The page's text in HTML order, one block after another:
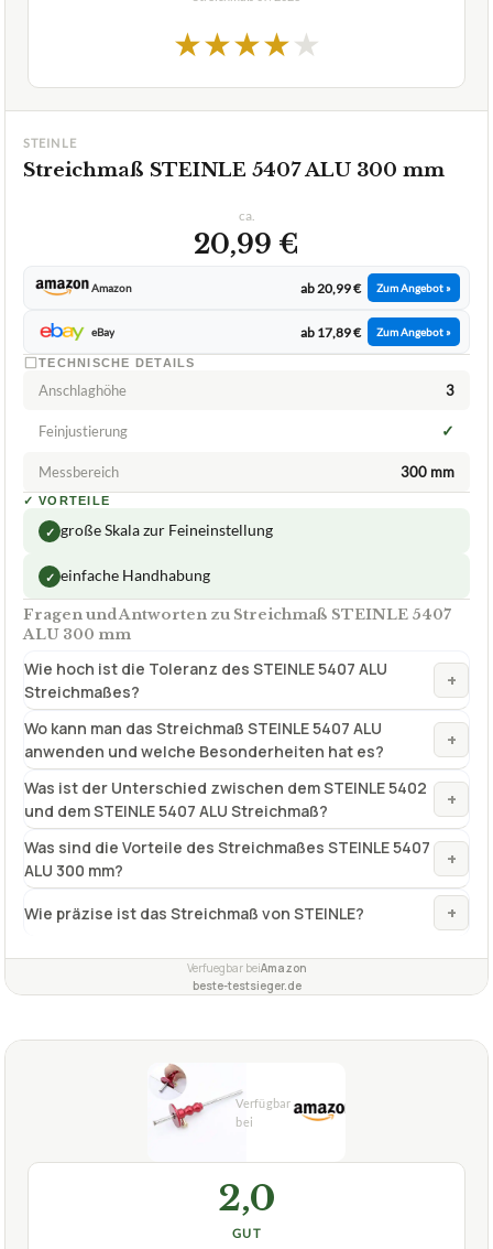
★★★★★
STEINLE
Streichmaß STEINLE 5407 ALU 300 mm
ca.
20,99 €
Amazon ab 20,99 € Zum Angebot »
eBay ab 17,89 € Zum Angebot »
TECHNISCHE DETAILS
Anschlaghöhe 3
Feinjustierung ✓
Messbereich 300 mm
✓ VORTEILE
✓ große Skala zur Feineinstellung
✓ einfache Handhabung
Fragen und Antworten zu Streichmaß STEINLE 5407
ALU 300 mm
Wie hoch ist die Toleranz des STEINLE 5407 ALU
Streichmaßes?
+
Wo kann man das Streichmaß STEINLE 5407 ALU
anwenden und welche Besonderheiten hat es?
+
Was ist der Unterschied zwischen dem STEINLE 5402
und dem STEINLE 5407 ALU Streichmaß?
+
Was sind die Vorteile des Streichmaßes STEINLE 5407
ALU 300 mm?
+
Wie präzise ist das Streichmaß von STEINLE? +
Verfuegbar beiAmazon
beste-testsieger.de
2,0
GUT